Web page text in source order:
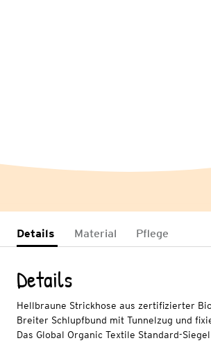
Details Material Pflege
Details
Hellbraune Strickhose aus zertifizierter
Breiter Schlupfbund mit Tunnelzug und
Das Global Organic Textile Standard-